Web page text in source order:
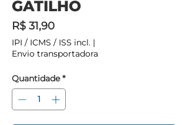
GATILHO
R$ 31,90Preço
IPI / ICMS / ISS incl. |
Envio transportadora
Quantidade *